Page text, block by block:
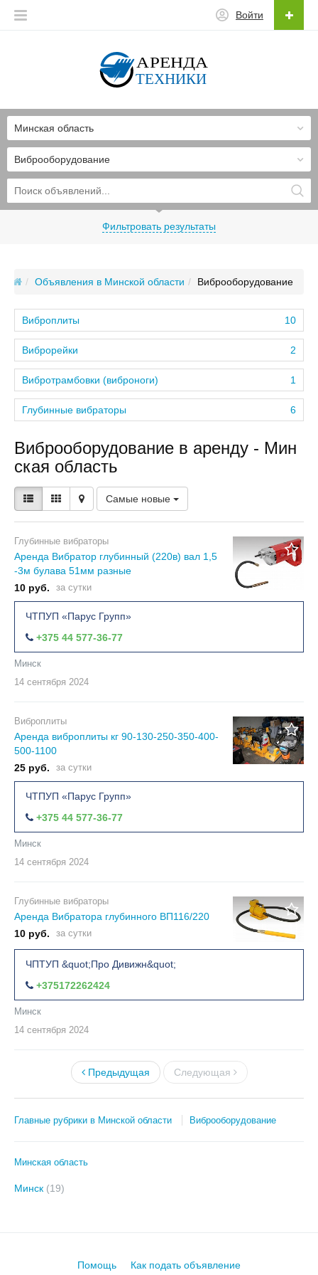
Войти
Виброоборудование
Минская область
Фильтровать результаты
Объявления в Минской области Виброоборудование
10
Виброплиты
2
Виброрейки
1
Вибротрамбовки (виброноги)
6
Глубинные вибраторы
Виброоборудование в аренду - Мин
ская область
Самые новые
Глубинные вибраторы
Аренда Вибратор глубинный (220в) вал 1,5
-3м булава 51мм разные
10 руб.
за сутки
ЧТПУП «Парус Групп»
+375 44 577-36-77
Минск
14 сентября 2024
Виброплиты
Аренда виброплиты кг 90-130-250-350-400-
500-1100
25 руб.
за сутки
ЧТПУП «Парус Групп»
+375 44 577-36-77
Минск
14 сентября 2024
Глубинные вибраторы
Аренда Вибратора глубинного ВП116/220
10 руб.
за сутки
ЧПТУП &quot;Про Дивижн&quot;
+375172262424
Минск
14 сентября 2024
Предыдущая Следующая
Главные рубрики в Минской области Виброоборудование
Минская область
Минск (19)
Помощь Как подать объявление